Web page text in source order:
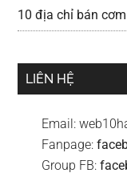
10 địa chỉ bán
LIÊN HỆ
Email:
Fanpage:
Group FB: